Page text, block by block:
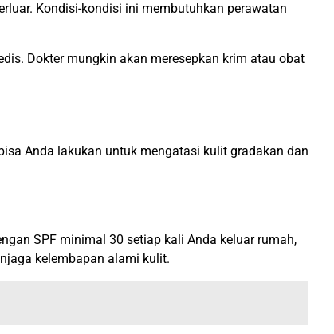
Kondisi-kondisi ini membutuhkan perawatan
Dokter mungkin akan meresepkan krim atau obat
Anda lakukan untuk mengatasi kulit gradakan dan
SPF minimal 30 setiap kali Anda keluar rumah,
kelembapan alami kulit.